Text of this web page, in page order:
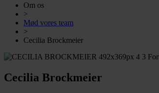
Om os
>
Mød vores team
>
Cecilia Brockmeier
Cecilia Brockmeier